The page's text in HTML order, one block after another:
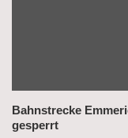
Bahnstrecke
gesperrt